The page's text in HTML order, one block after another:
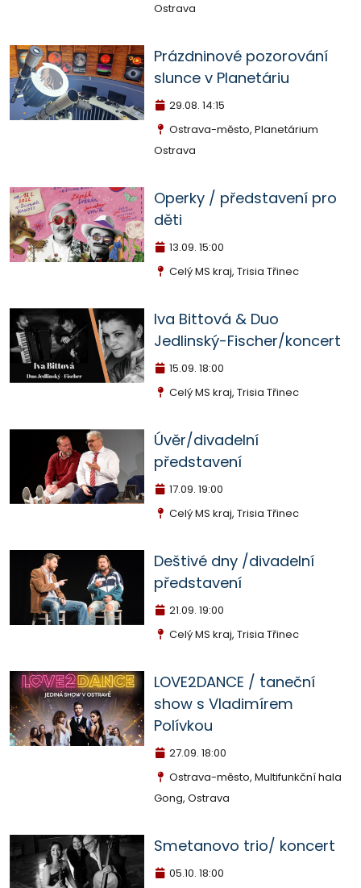
Ostrava
Prázdninové pozorování
slunce v Planetáriu
29.08. 14:15
Ostrava-město, Planetárium
Ostrava
Operky / představení pro
děti
13.09. 15:00
Celý MS kraj, Trisia Třinec
Iva Bittová & Duo
Jedlinský-Fischer/koncert
15.09. 18:00
Celý MS kraj, Trisia Třinec
Úvěr/divadelní
představení
17.09. 19:00
Celý MS kraj, Trisia Třinec
Deštivé dny /divadelní
představení
21.09. 19:00
Celý MS kraj, Trisia Třinec
LOVE2DANCE / taneční
show s Vladimírem
Polívkou
27.09. 18:00
Ostrava-město, Multifunkční hala
Gong, Ostrava
Smetanovo trio/ koncert
05.10. 18:00